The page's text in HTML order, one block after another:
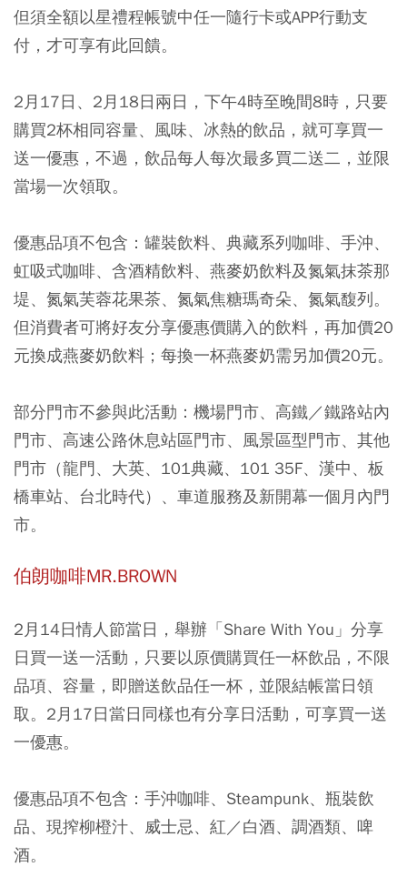
但須全額以星禮程帳號中任一隨行卡或APP行動支
付，才可享有此回饋。
2月17日、2月18日兩日，下午4時至晚間8時，只要
購買2杯相同容量、風味、冰熱的飲品，就可享買一
送一優惠，不過，飲品每人每次最多買二送二，並限
當場一次領取。
優惠品項不包含：罐裝飲料、典藏系列咖啡、手沖、
虹吸式咖啡、含酒精飲料、燕麥奶飲料及氮氣抹茶那
堤、氮氣芙蓉花果茶、氮氣焦糖瑪奇朵、氮氣馥列。
但消費者可將好友分享優惠價購入的飲料，再加價20
元換成燕麥奶飲料；每換一杯燕麥奶需另加價20元。
部分門市不參與此活動：機場門市、高鐵／鐵路站內
門市、高速公路休息站區門市、風景區型門市、其他
門市（龍門、大英、101典藏、101 35F、漢中、板
橋車站、台北時代）、車道服務及新開幕一個月內門
市。
伯朗咖啡MR.BROWN
2月14日情人節當日，舉辦「Share With You」分享
日買一送一活動，只要以原價購買任一杯飲品，不限
品項、容量，即贈送飲品任一杯，並限結帳當日領
取。2月17日當日同樣也有分享日活動，可享買一送
一優惠。
優惠品項不包含：手沖咖啡、Steampunk、瓶裝飲
品、現搾柳橙汁、威士忌、紅／白酒、調酒類、啤
酒。